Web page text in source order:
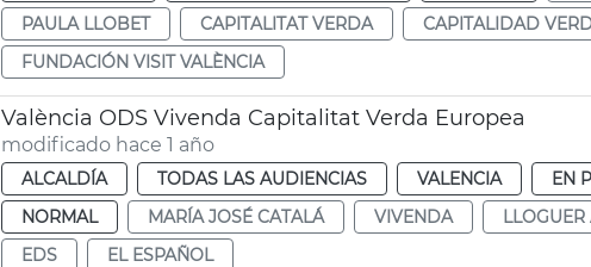
PAULA LLOBET
CAPITALITAT VERDA CAPITALIDAD
FUNDACIÓN VISIT VALÈNCIA
València ODS Vivenda Capitalitat Verda Europea
modificado hace 1 año
ALCALDÍA TODAS LAS AUDIENCIAS VALENCIA EN
NORMAL
MARÍA JOSÉ CATALÁ VIVENDA
EDS
EL ESPAÑOL